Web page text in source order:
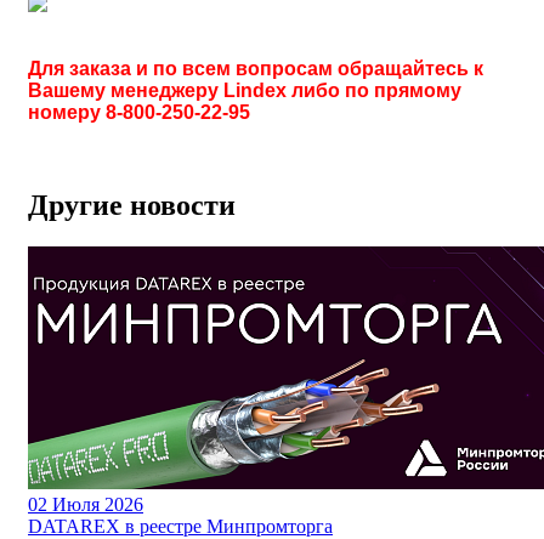
Для заказа и по всем вопросам обращайтесь к
Вашему менеджеру Lindex либо по прямому
номеру 8-800-250-22-95
Другие новости
02 Июля 2026
DATAREX в реестре Минпромторга